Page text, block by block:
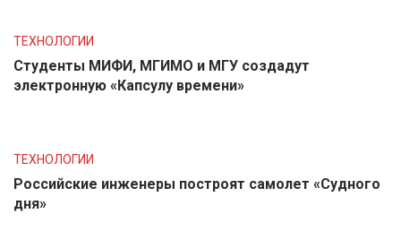
ТЕХНОЛОГИИ
Студенты МИФИ, МГИМО и МГУ создадут
электронную «Капсулу времени»
ТЕХНОЛОГИИ
Российские инженеры построят самолет «Судного
дня»